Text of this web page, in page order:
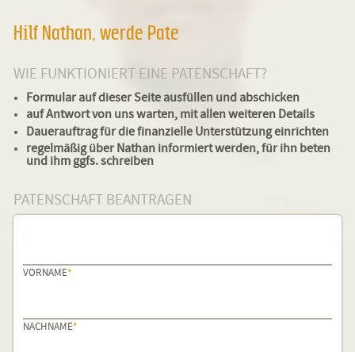
Hilf Nathan, werde Pate
WIE FUNKTIONIERT EINE PATENSCHAFT?
Formular auf dieser Seite ausfüllen und abschicken
auf Antwort von uns warten, mit allen weiteren Details
Dauerauftrag für die finanzielle Unterstützung einrichten
regelmäßig über Nathan informiert werden, für ihn beten
und ihm ggfs. schreiben
PATENSCHAFT BEANTRAGEN
PFLICHTFELD
VORNAME*
PFLICHTFELD
NACHNAME*